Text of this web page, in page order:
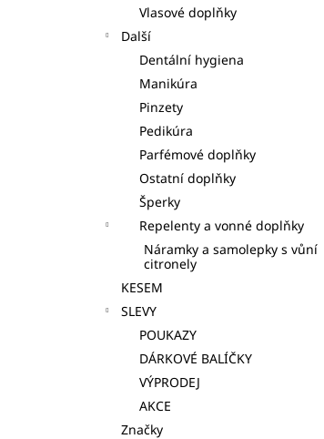
Vlasové doplňky
Další
Dentální hygiena
Manikúra
Pinzety
Pedikúra
Parfémové doplňky
Ostatní doplňky
Šperky
Repelenty a vonné doplňky
Náramky a samolepky s vůní
citronely
KESEM
SLEVY
POUKAZY
DÁRKOVÉ BALÍČKY
VÝPRODEJ
AKCE
Značky